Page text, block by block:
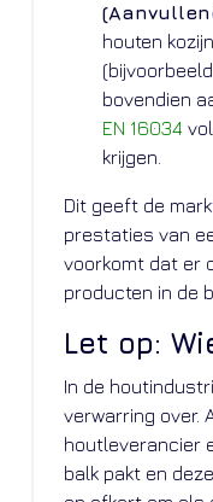
houten
bovendien
EN 16034
krijgen.
Dit geeft de
prestaties van
voorkomt dat er
producten in de
Let op:
In de
verwarring over.
houtleverancier
balk pakt en